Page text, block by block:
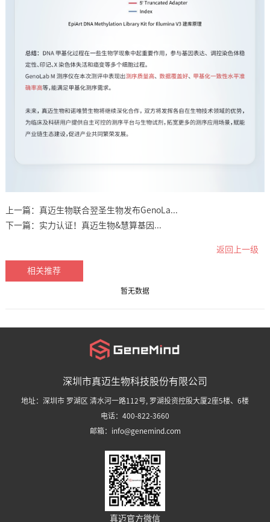
上一篇： 真迈生物联合翌圣生物发布GenoLa...
下一篇： 实力认证！真迈生物&慧算基因...
返回上一级
相关推荐
暂无数据
深圳市真迈生物科技股份有限公司
地址：深圳市 罗湖区 清水河一路112号, 罗湖投资控股大厦2座5楼、6楼
电话：400-822-3660
邮箱：info@genemind.com
真迈官方微信